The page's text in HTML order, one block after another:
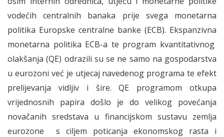
vodećih centralnih banaka prije svega monetarna
politika Europske centralne banke (ECB). Ekspanzivna
monetarna politika ECB-a te program kvantitativnog
olakšanja (QE) odrazili su se ne samo na gospodarstva
u eurozoni već je utjecaj navedenog programa te efekt
prelijevanja vidljiv i šire. QE programom otkupa
vrijednosnih papira došlo je do velikog povećanja
novačanih sredstava u financijskom sustavu zemlja
eurozone s ciljem poticanja ekonomskog rasta i